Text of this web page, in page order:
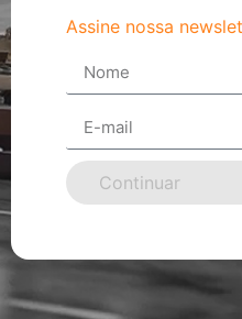
Assine nossa
Continuar